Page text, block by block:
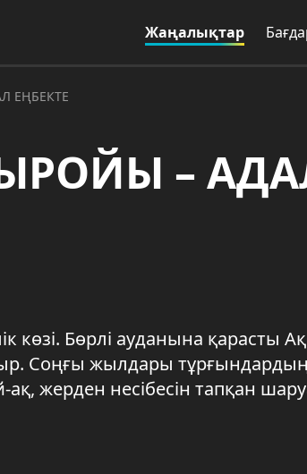
Жаңалықтар
ЕҢБЕКТЕ
–
көзі. Бөрлі ауданына қарасты
Соңғы жылдары
жерден несібесін тапқан